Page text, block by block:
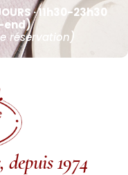
· 11h30-23h30
end)
réservation)
1974